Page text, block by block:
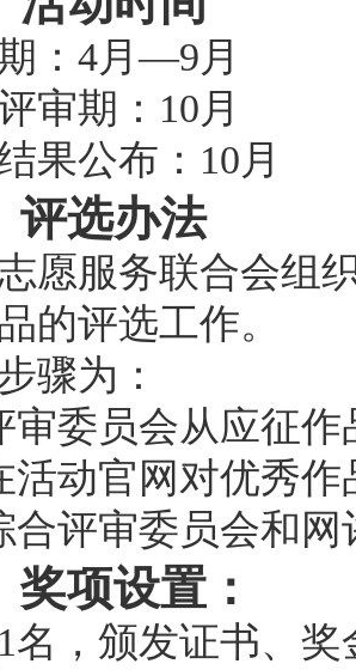
4月—9月
期：10月
公布：10月
选办法
服务联合会组织
的评选工作。
为：
员会从应征作
官网对优秀作
审委员会和网
项设置：
颁发证书、奖